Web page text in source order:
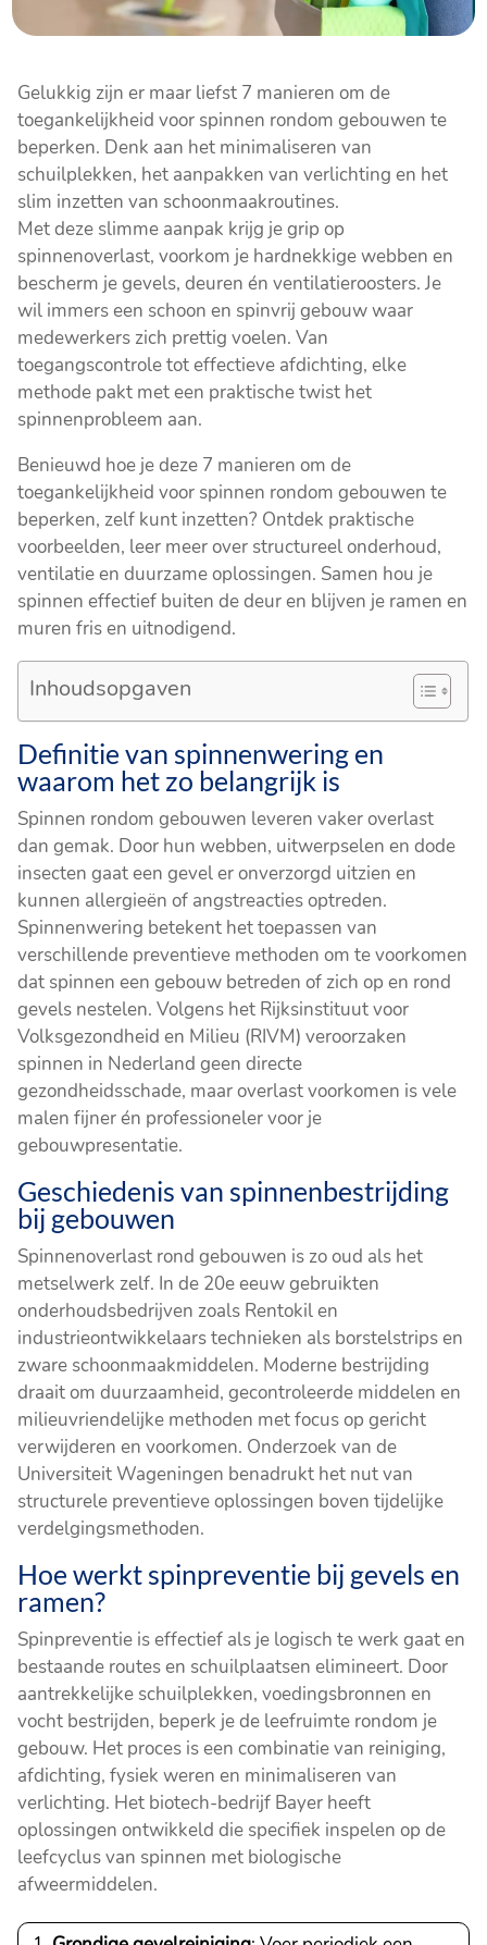
Gelukkig zijn er maar liefst 7 manieren om de
toegankelijkheid voor spinnen rondom gebouwen te
beperken. Denk aan het minimaliseren van
schuilplekken, het aanpakken van verlichting en het
slim inzetten van schoonmaakroutines.
Met deze slimme aanpak krijg je grip op
spinnenoverlast, voorkom je hardnekkige webben en
bescherm je gevels, deuren én ventilatieroosters. Je
wil immers een schoon en spinvrij gebouw waar
medewerkers zich prettig voelen. Van
toegangscontrole tot effectieve afdichting, elke
methode pakt met een praktische twist het
spinnenprobleem aan.
Benieuwd hoe je deze 7 manieren om de
toegankelijkheid voor spinnen rondom gebouwen te
beperken, zelf kunt inzetten? Ontdek praktische
voorbeelden, leer meer over structureel onderhoud,
ventilatie en duurzame oplossingen. Samen hou je
spinnen effectief buiten de deur en blijven je ramen en
muren fris en uitnodigend.
Inhoudsopgaven
Definitie van spinnenwering en
waarom het zo belangrijk is
Spinnen rondom gebouwen leveren vaker overlast
dan gemak. Door hun webben, uitwerpselen en dode
insecten gaat een gevel er onverzorgd uitzien en
kunnen allergieën of angstreacties optreden.
Spinnenwering betekent het toepassen van
verschillende preventieve methoden om te voorkomen
dat spinnen een gebouw betreden of zich op en rond
gevels nestelen. Volgens het Rijksinstituut voor
Volksgezondheid en Milieu (RIVM) veroorzaken
spinnen in Nederland geen directe
gezondheidsschade, maar overlast voorkomen is vele
malen fijner én professioneler voor je
gebouwpresentatie.
Geschiedenis van spinnenbestrijding
bij gebouwen
Spinnenoverlast rond gebouwen is zo oud als het
metselwerk zelf. In de 20e eeuw gebruikten
onderhoudsbedrijven zoals Rentokil en
industrieontwikkelaars technieken als borstelstrips en
zware schoonmaakmiddelen. Moderne bestrijding
draait om duurzaamheid, gecontroleerde middelen en
milieuvriendelijke methoden met focus op gericht
verwijderen en voorkomen. Onderzoek van de
Universiteit Wageningen benadrukt het nut van
structurele preventieve oplossingen boven tijdelijke
verdelgingsmethoden.
Hoe werkt spinpreventie bij gevels en
ramen?
Spinpreventie is effectief als je logisch te werk gaat en
bestaande routes en schuilplaatsen elimineert. Door
aantrekkelijke schuilplekken, voedingsbronnen en
vocht bestrijden, beperk je de leefruimte rondom je
gebouw. Het proces is een combinatie van reiniging,
afdichting, fysiek weren en minimaliseren van
verlichting. Het biotech-bedrijf Bayer heeft
oplossingen ontwikkeld die specifiek inspelen op de
leefcyclus van spinnen met biologische
afweermiddelen.